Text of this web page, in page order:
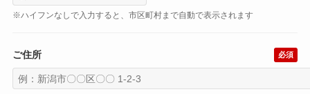
※ハイフンなしで入力すると、市区町村まで自動で表示されます
ご住所 必須